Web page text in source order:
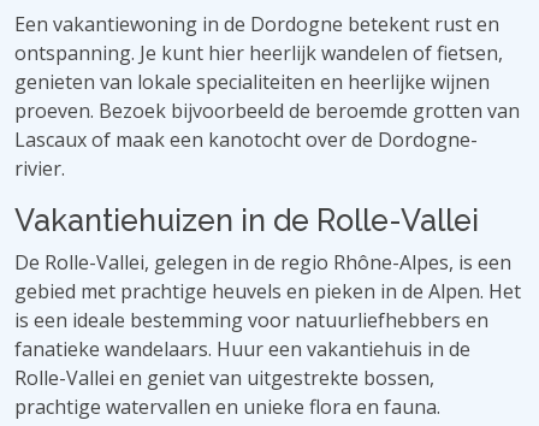
Een vakantiewoning in de Dordogne betekent rust en
ontspanning. Je kunt hier heerlijk wandelen of fietsen,
genieten van lokale specialiteiten en heerlijke wijnen
proeven. Bezoek bijvoorbeeld de beroemde grotten van
Lascaux of maak een kanotocht over de Dordogne-
rivier.
Vakantiehuizen in de Rolle-Vallei
De Rolle-Vallei, gelegen in de regio Rhône-Alpes, is een
gebied met prachtige heuvels en pieken in de Alpen. Het
is een ideale bestemming voor natuurliefhebbers en
fanatieke wandelaars. Huur een vakantiehuis in de
Rolle-Vallei en geniet van uitgestrekte bossen,
prachtige watervallen en unieke flora en fauna.